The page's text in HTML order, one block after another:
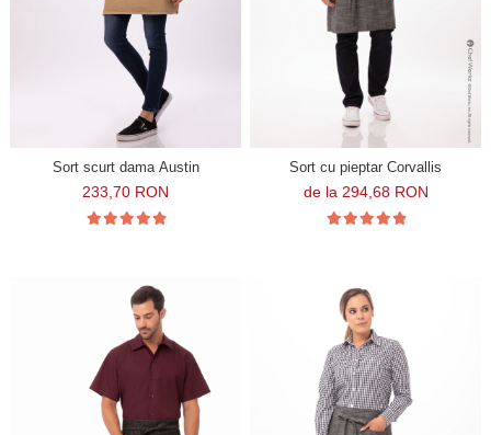
Sort scurt dama Austin
233,70 RON
Sort cu pieptar Corvallis
de la 294,68 RON